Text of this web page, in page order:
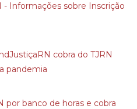
- Informações sobre Inscrição
cobra do TJRN
pandemia
por banco de horas e cobra